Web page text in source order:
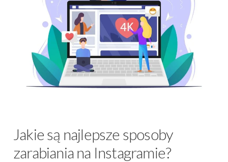
Jakie są najlepsze sposoby
zarabiania na Instagramie?